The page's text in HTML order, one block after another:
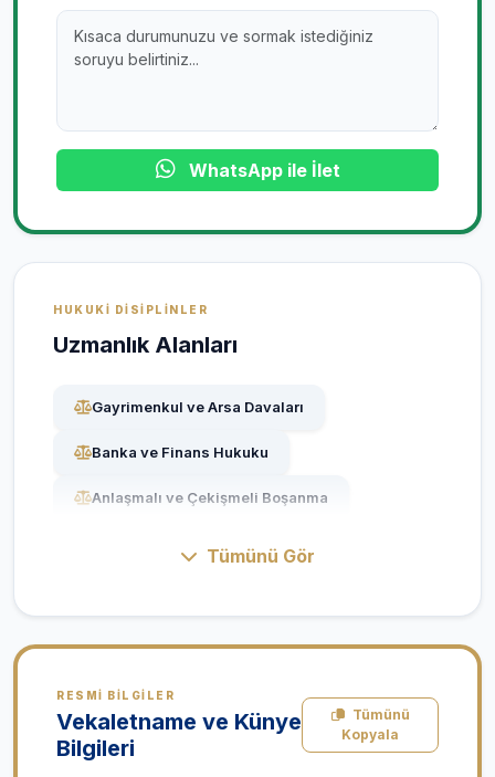
WhatsApp ile İlet
HUKUKI DISIPLINLER
Uzmanlık Alanları
Gayrimenkul ve Arsa Davaları
Banka ve Finans Hukuku
Anlaşmalı ve Çekişmeli Boşanma
Hukuki Uyuşmazlık Çözümü
Tümünü Gör
RESMI BILGILER
Vekaletname ve Künye
Bilgileri
Tümünü
Kopyala